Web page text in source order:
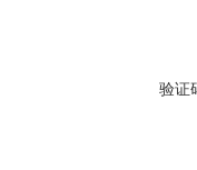
验证